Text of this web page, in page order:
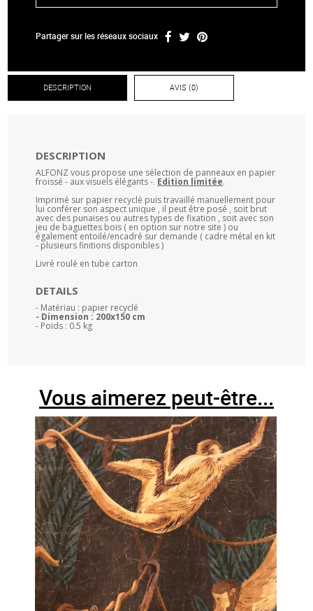
Partager sur les réseaux sociaux
DESCRIPTION AVIS (0)
DESCRIPTION
ALFONZ vous propose une sélection de panneaux en papier
froissé - aux visuels élégants -. Edition limitée.
Imprimé sur papier recyclé puis travaillé manuellement pour
lui conférer son aspect unique , il peut être posé , soit brut
avec des punaises ou autres types de fixation , soit avec son
jeu de baguettes bois ( en option sur notre site ) ou
également entoilé/encadré sur demande ( cadre métal en kit
- plusieurs finitions disponibles )
Livré roulé en tube carton
DETAILS
- Matériau : papier recyclé
- Dimension : 200x150 cm
- Poids : 0.5 kg
Vous aimerez peut-être...